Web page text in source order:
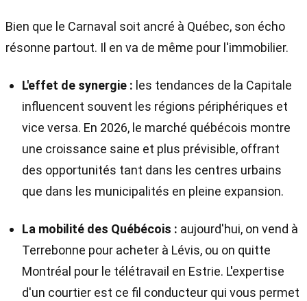
Bien que le Carnaval soit ancré à Québec, son écho
résonne partout. Il en va de même pour l'immobilier.
L'effet de synergie : les tendances de la Capitale
influencent souvent les régions périphériques et
vice versa. En 2026, le marché québécois montre
une croissance saine et plus prévisible, offrant
des opportunités tant dans les centres urbains
que dans les municipalités en pleine expansion.
La mobilité des Québécois : aujourd'hui, on vend à
Terrebonne pour acheter à Lévis, ou on quitte
Montréal pour le télétravail en Estrie. L'expertise
d'un courtier est ce fil conducteur qui vous permet